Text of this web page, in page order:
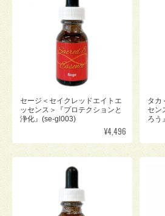
セージ＜セイクレッドエイトエ
ッセンス＞『プロテクションと
浄化』(se-gl003)
¥4,496
タカ
セン
ろう